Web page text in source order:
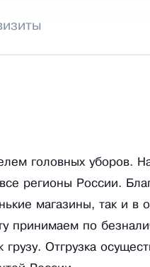
головных уборов.
регионы России.
магазины, так и в
принимаем по
грузу. Отгрузка